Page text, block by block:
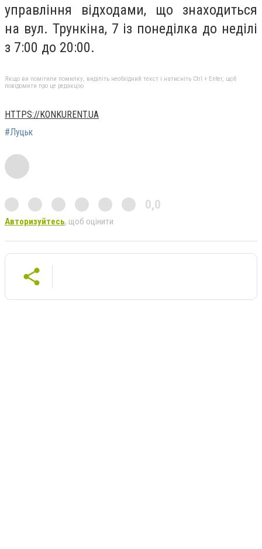
управління відходами, що знаходиться
на вул. Трункіна, 7 із понеділка до неділі
з 7:00 до 20:00.
Якщо ви помітили помилку, виділіть необхідний текст і натисніть Ctrl + Enter, щоб
повідомити про це редакцію
HTTPS://KONKURENT.UA
#Луцьк
0,0
Авторизуйтесь, щоб оцінити